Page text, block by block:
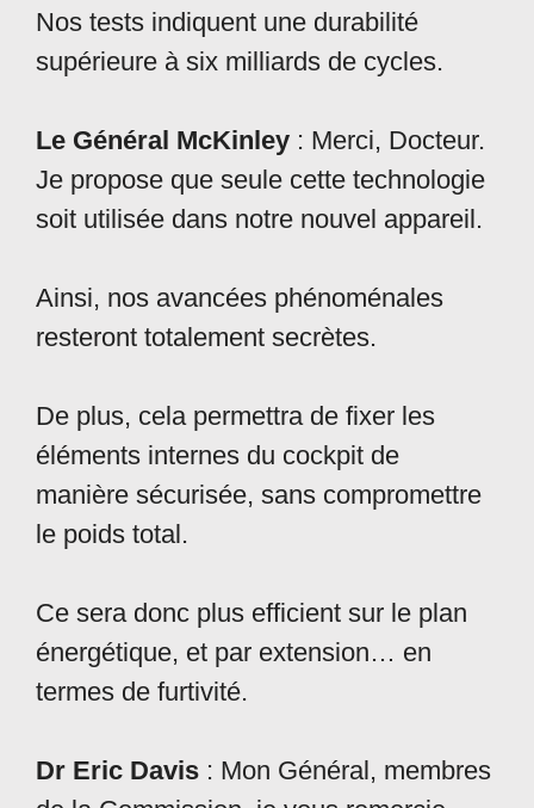
Nos tests indiquent une durabilité
supérieure à six milliards de cycles.
Le Général McKinley : Merci, Docteur.
Je propose que seule cette technologie
soit utilisée dans notre nouvel appareil.
Ainsi, nos avancées phénoménales
resteront totalement secrètes.
De plus, cela permettra de fixer les
éléments internes du cockpit de
manière sécurisée, sans compromettre
le poids total.
Ce sera donc plus efficient sur le plan
énergétique, et par extension… en
termes de furtivité.
Dr Eric Davis : Mon Général, membres